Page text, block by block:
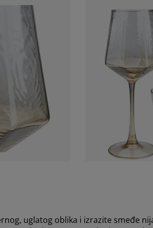
uglatog oblika i izrazite smeđe